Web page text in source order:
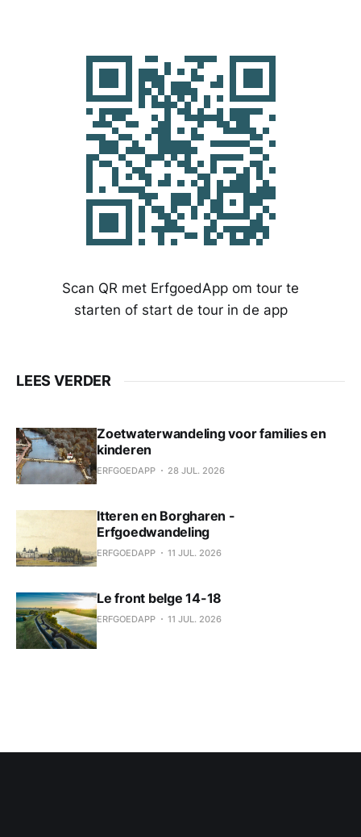
Scan QR met ErfgoedApp om tour te
starten of start de tour in de app
LEES VERDER
Zoetwaterwandeling voor families en
kinderen
ERFGOEDAPP 28 JUL. 2026
Itteren en Borgharen -
Erfgoedwandeling
ERFGOEDAPP 11 JUL. 2026
Le front belge 14-18
ERFGOEDAPP 11 JUL. 2026